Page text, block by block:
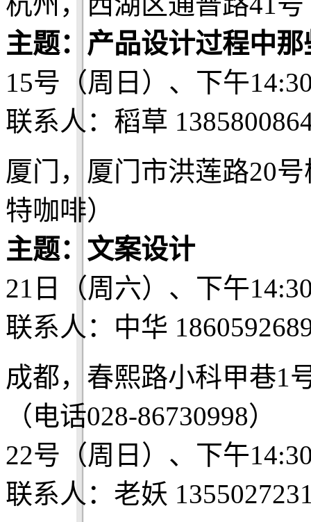
主题：产品设计过程中
15号（周日）、下午
联系人：稻草
厦门，厦门市洪莲路20
特咖啡）
主题：文案设计
21日（周六）、下午
联系人：中华
成都，春熙路小科甲巷1
（电话028-86730998）
22号（周日）、下午
联系人：老妖